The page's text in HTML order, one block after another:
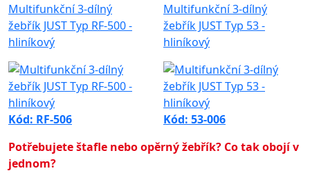
Multifunkční 3-dílný
žebřík JUST Typ RF-500 -
hliníkový
Kód: RF-506
Multifunkční 3-dílný
žebřík JUST Typ 53 -
hliníkový
Kód: 53-006
Potřebujete štafle nebo opěrný žebřík? Co tak obojí v
jednom?